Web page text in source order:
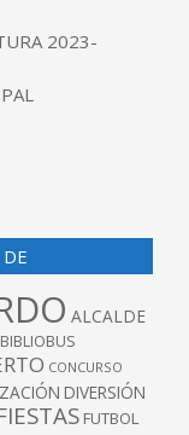
2023-
ALCALDE
BIBLIOBUS
CONCURSO
DIVERSIÓN
FUTBOL